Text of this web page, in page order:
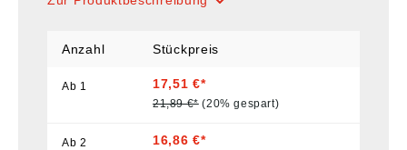
Anzahl Stückpreis
Ab 1 17,51 €*
21,89 €* (20% gespart)
Ab 2 16,86 €*